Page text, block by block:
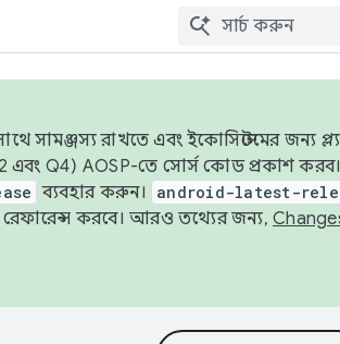
সামঞ্জস্য রাখতে এবং ইকোসিস্টেমের জন্য
এবং Q4) AOSP-তে সোর্স কোড প্রকাশ
ব্যবহার করুন। android-latest-
রেফারেন্স করবে। আরও তথ্যের জন্য,